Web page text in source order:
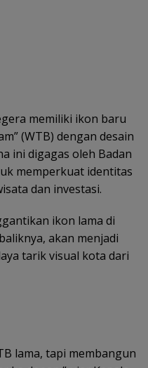
memiliki ikon baru
(WTB) dengan desain
ini digagas oleh Badan
memperkuat identitas
dan investasi.
ikon lama di
akan menjadi
tarik visual kota dari
lama, tapi membangun